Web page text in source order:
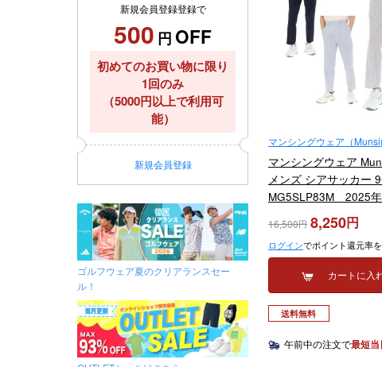
新規会員登録登録で
500 円 OFF
初めてのお買い物に限り
1回のみ
（5000円以上で利用可
能）
新規会員登録
ゴルフウェア夏のクリアランスセー
ル！
マンシングウェア（
マンシングウェア
メンズ シアサッカー
MG5SLP83M 2025
16,500 8,250
ログインでポイント還元率
カートに入
送料無料
午前中の注文で最短当